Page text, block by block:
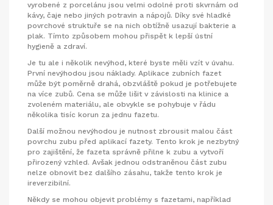
vyrobené z porcelánu jsou velmi odolné proti skvrnám od
kávy, čaje nebo jiných potravin a nápojů. Díky své hladké
povrchové struktuře se na nich obtížně usazují bakterie a
plak. Tímto způsobem mohou přispět k lepší ústní
hygieně a zdraví.
Je tu ale i několik nevýhod, které byste měli vzít v úvahu.
První nevýhodou jsou náklady. Aplikace zubních fazet
může být poměrně drahá, obzvláště pokud je potřebujete
na více zubů. Cena se může lišit v závislosti na klinice a
zvoleném materiálu, ale obvykle se pohybuje v řádu
několika tisíc korun za jednu fazetu.
Další možnou nevýhodou je nutnost zbrousit malou část
povrchu zubu před aplikací fazety. Tento krok je nezbytný
pro zajištění, že fazeta správně přilne k zubu a vytvoří
přirozený vzhled. Avšak jednou odstraněnou část zubu
nelze obnovit bez dalšího zásahu, takže tento krok je
ireverzibilní.
Někdy se mohou objevit problémy s fazetami, například